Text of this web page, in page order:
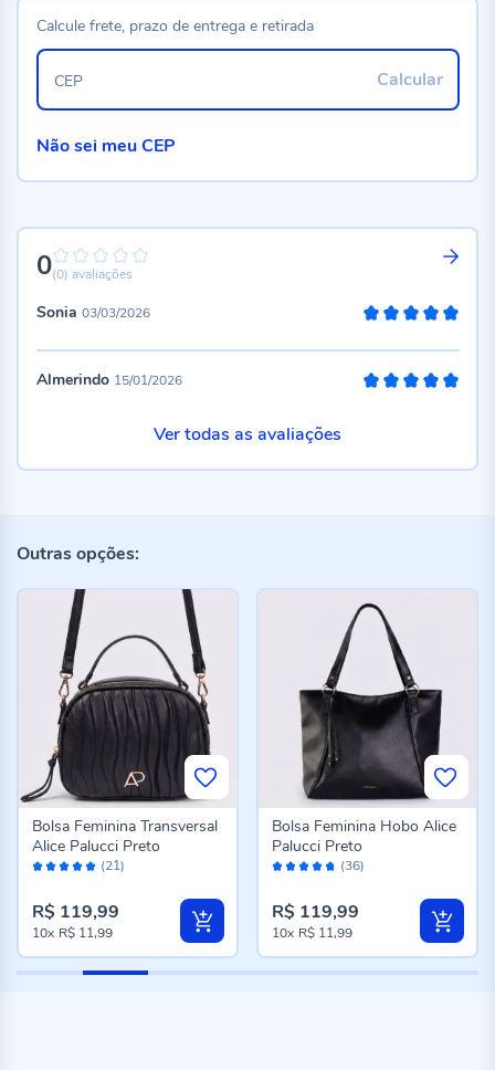
00%
(0) avaliações
Sonia 03/03/2026
Almerindo 15/01/2026
Ver todas as avaliações
Calcule frete, prazo de entrega e retirada
Calcular
CEP
Não sei meu CEP
Outras opções:
Avaliação: (21)
Bolsa Feminina Transversal
Alice Palucci Preto
R$ 119,99
10x R$ 11,99
Avaliação: (36)
Bolsa Feminina Hobo Alice
Palucci Preto
R$ 119,99
10x R$ 11,99